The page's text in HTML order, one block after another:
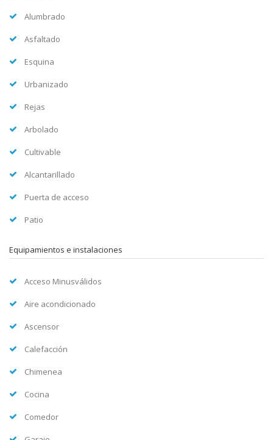
Alumbrado
Asfaltado
Esquina
Urbanizado
Rejas
Arbolado
Cultivable
Alcantarillado
Puerta de acceso
Patio
Equipamientos e instalaciones
Acceso Minusválidos
Aire acondicionado
Ascensor
Calefacción
Chimenea
Cocina
Comedor